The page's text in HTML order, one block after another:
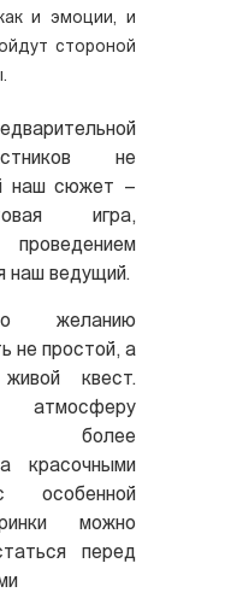
и эмоции, и
стороной
не
наш сюжет –
игра,
наш ведущий.
желанию
не простой, а
живой квест.
более
красочными
особенной
можно
перед